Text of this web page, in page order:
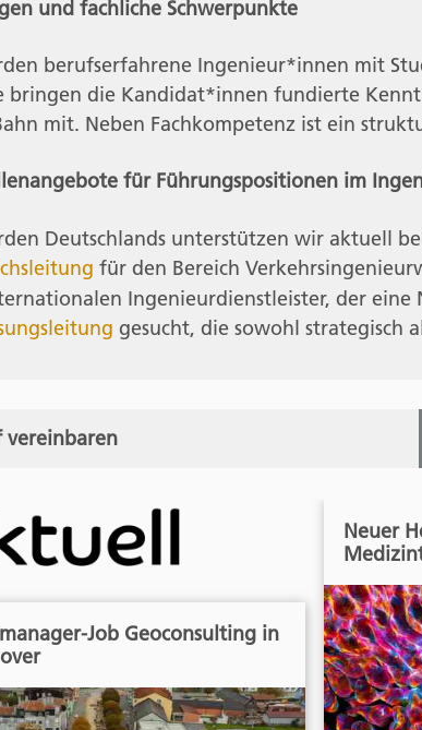
und fachliche Schwerpunkte
berufserfahrene Ingenieur*innen mit
bringen die Kandidat*innen fundierte
mit. Neben Fachkompetenz ist ein
für Führungspositionen im
Deutschlands unterstützen wir aktuell
für den Bereich
Ingenieurdienstleister, der eine
gesucht, die sowohl strategisch
vereinbaren
Job Geoconsulting in
Neuer